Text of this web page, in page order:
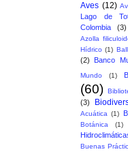
Aves (12)
Lago de
Colombia
(3)
Azolla
Hídrico (1)
(2)
Banco
Mundo
(1)
(60)
(3)
Acuática (1)
Botánica (1)
Buenas